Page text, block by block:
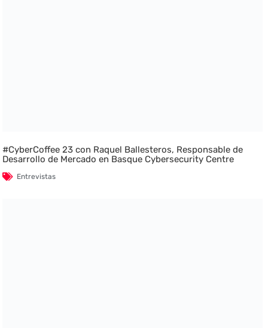
#CyberCoffee 23 con Raquel Ballesteros, Responsable de
Desarrollo de Mercado en Basque Cybersecurity Centre
Entrevistas